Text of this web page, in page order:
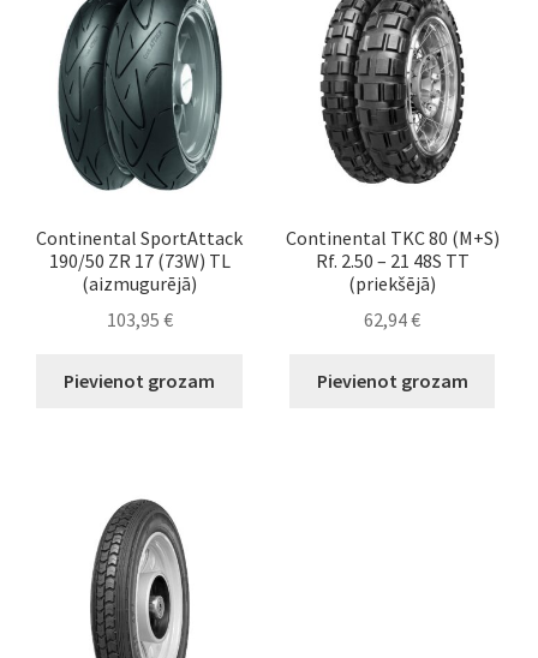
Continental SportAttack
190/50 ZR 17 (73W) TL
(aizmugurējā)
103,95 €
Pievienot grozam
Continental TKC 80 (M+S)
Rf. 2.50 – 21 48S TT
(priekšējā)
62,94€
Pievienot grozam